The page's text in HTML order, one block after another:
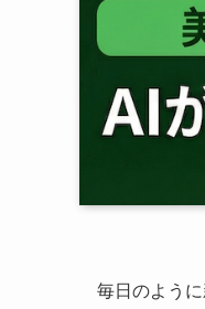
毎日のよう